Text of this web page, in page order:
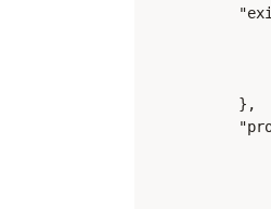
            },